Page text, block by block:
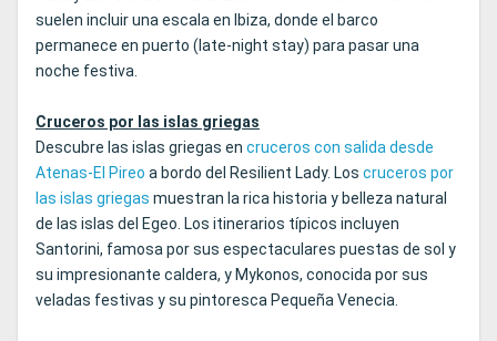
suelen incluir una escala en Ibiza, donde el barco
permanece en puerto (late-night stay) para pasar una
noche festiva.
Cruceros por las islas griegas
Descubre las islas griegas en cruceros con salida desde
Atenas-El Pireo a bordo del Resilient Lady. Los cruceros por
las islas griegas muestran la rica historia y belleza natural
de las islas del Egeo. Los itinerarios típicos incluyen
Santorini, famosa por sus espectaculares puestas de sol y
su impresionante caldera, y Mykonos, conocida por sus
veladas festivas y su pintoresca Pequeña Venecia.